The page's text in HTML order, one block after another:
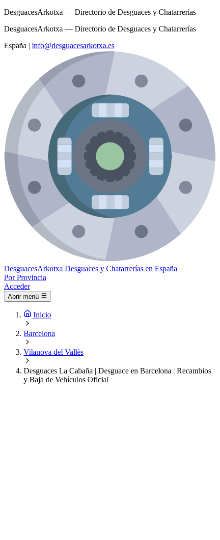
DesguacesArkotxa — Directorio de Desguaces y Chatarrerías
DesguacesArkotxa — Directorio de Desguaces y Chatarrerías
España | info@desguacesarkotxa.es
DesguacesArkotxa Desguaces y Chatarrerías en España
Por Provincia
Acceder
Abrir menú
Inicio
Barcelona
Vilanova del Vallès
Desguaces La Cabaña | Desguace en Barcelona | Recambios
y Baja de Vehículos Oficial